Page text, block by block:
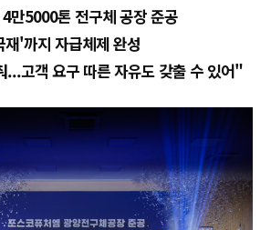
만5000톤 전구체 공장 준공
'까지 자급체제 완성
...고객 요구 따른 자유도 갖출 수 있어"